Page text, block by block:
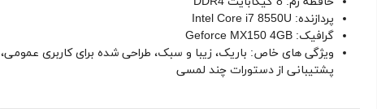
پردازنده: Intel Core i7 8550U
گرافیک: Geforce MX150 4GB
ویژگی های خاص: باریک، زیبا و سبک، طراحی شده برای کاربری عمومی،
پشتیبانی از دستورات چند لمسی